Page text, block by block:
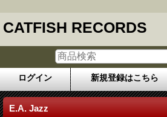
CATFISH RECORDS
ログイン 新規登録はこちら
E.A. Jazz